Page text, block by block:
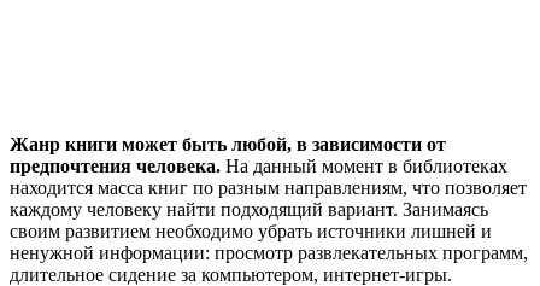
Жанр книги может быть любой, в зависимости от
предпочтения человека. На данный момент в библиотеках
находится масса книг по разным направлениям, что позволяет
каждому человеку найти подходящий вариант. Занимаясь
своим развитием необходимо убрать источники лишней и
ненужной информации: просмотр развлекательных программ,
длительное сидение за компьютером, интернет-игры.